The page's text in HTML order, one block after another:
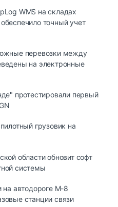
WMS на складах
точный учет
перевозки между
на электронные
протестировали первый
грузовик на
области обновит софт
системы
на автодороге М-8
станции связи